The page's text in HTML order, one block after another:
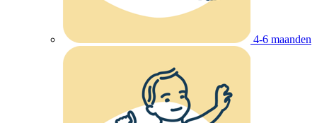
4-6 maanden